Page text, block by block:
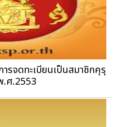
รจดทะเบียนเป็นสมาชิกคุรุ
.ศ.2553